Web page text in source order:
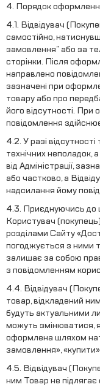
4. Порядок
4.1. Відвідувач
самостійно,
замовлення” або за
сторінки. Після
направлено
зазначені при
товару або про
його відсутності.
повідомлення
4.2. У разі
технічних неполадок,
від Адміністрації,
або частково, а
надсилання йому
4.3. Приєднуючись до
Користувач
розділами Сайту
погоджується з ними
залишає за собою
з повідомленням
4.4. Відвідувач
товар, відкладений
будуть актуальними
можуть змінюватися,
оформлена шляхом
замовлення»,
4.5. Відвідувач
ним Товар не